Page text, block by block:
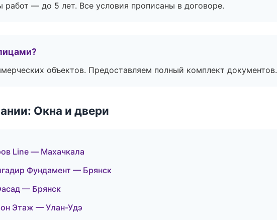
— до 5 лет. Все условия прописаны в договоре.
объектов. Предоставляем полный комплект документов.
Окна и двери
Line — Махачкала
Фундамент — Брянск
— Брянск
Этаж — Улан-Удэ